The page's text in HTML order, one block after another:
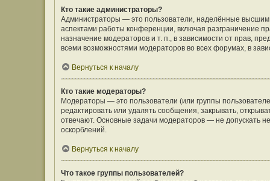
Кто такие администраторы?
Администраторы — это пользователи, наделённые
аспектами работы конференции, включая разграничение
назначение модераторов и т. п., в зависимости от прав,
всеми возможностями модераторов во всех форумах, в
Вернуться к началу
Кто такие модераторы?
Модераторы — это пользователи (или группы
редактировать или удалять сообщения, закрывать,
отвечают. Основные задачи модераторов — не допускать
оскорблений.
Вернуться к началу
Что такое группы пользователей?